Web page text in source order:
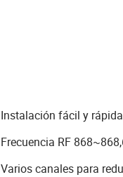
Instalación fácil y rápida
Frecuencia RF
Varios canales para